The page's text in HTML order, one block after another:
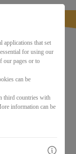
applications that set
for using our
our pages or to
can be
third countries with
information can be